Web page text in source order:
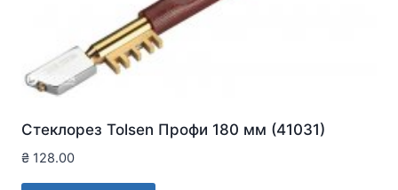
Стеклорез Tolsen Профи 180 мм (41031)
₴ 128.00